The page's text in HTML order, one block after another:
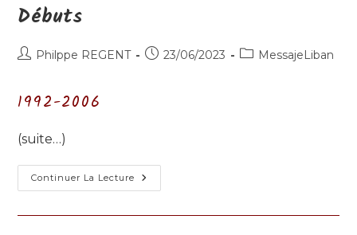
Débuts
Auteur/autrice
publication :
Philppe REGENT
Publication
23/06/2023
PostMessajeLiban
1992-2006
(suite…)
Continuer La Lecture Débuts